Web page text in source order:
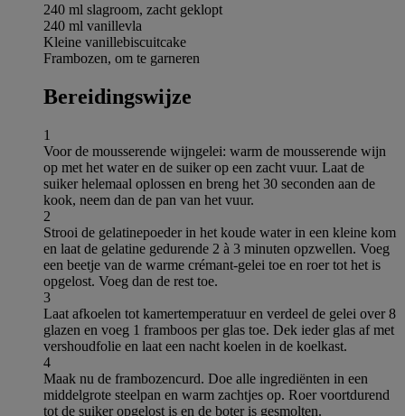
240 ml slagroom, zacht geklopt
240 ml vanillevla
Kleine vanillebiscuitcake
Frambozen, om te garneren
Bereidingswijze
1
Voor de mousserende wijngelei: warm de mousserende wijn
op met het water en de suiker op een zacht vuur. Laat de
suiker helemaal oplossen en breng het 30 seconden aan de
kook, neem dan de pan van het vuur.
2
Strooi de gelatinepoeder in het koude water in een kleine kom
en laat de gelatine gedurende 2 à 3 minuten opzwellen. Voeg
een beetje van de warme crémant-gelei toe en roer tot het is
opgelost. Voeg dan de rest toe.
3
Laat afkoelen tot kamertemperatuur en verdeel de gelei over 8
glazen en voeg 1 framboos per glas toe. Dek ieder glas af met
vershoudfolie en laat een nacht koelen in de koelkast.
4
Maak nu de frambozencurd. Doe alle ingrediënten in een
middelgrote steelpan en warm zachtjes op. Roer voortdurend
tot de suiker opgelost is en de boter is gesmolten.